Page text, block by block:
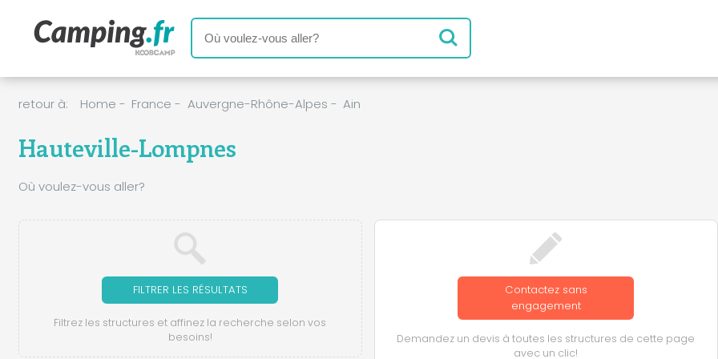
retour à: Home - France - Auvergne-Rhône-Alpes - Ain
Hauteville-Lompnes
Où voulez-vous aller?
FILTRER LES RÉSULTATS
Filtrez les structures et affinez la recherche selon vos
besoins!
Contactez sans
engagement
Demandez un devis à toutes les structures de cette page
avec un clic!